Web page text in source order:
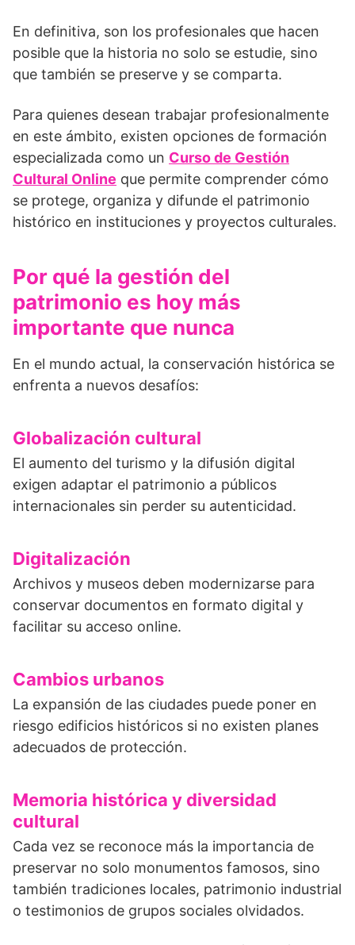
En definitiva, son los profesionales que hacen
posible que la historia no solo se estudie, sino
que también se preserve y se comparta.
Para quienes desean trabajar profesionalmente
en este ámbito, existen opciones de formación
especializada como un Curso de Gestión
Cultural Online que permite comprender cómo
se protege, organiza y difunde el patrimonio
histórico en instituciones y proyectos culturales.
Por qué la gestión del
patrimonio es hoy más
importante que nunca
En el mundo actual, la conservación histórica se
enfrenta a nuevos desafíos:
Globalización cultural
El aumento del turismo y la difusión digital
exigen adaptar el patrimonio a públicos
internacionales sin perder su autenticidad.
Digitalización
Archivos y museos deben modernizarse para
conservar documentos en formato digital y
facilitar su acceso online.
Cambios urbanos
La expansión de las ciudades puede poner en
riesgo edificios históricos si no existen planes
adecuados de protección.
Memoria histórica y diversidad
cultural
Cada vez se reconoce más la importancia de
preservar no solo monumentos famosos, sino
también tradiciones locales, patrimonio industrial
o testimonios de grupos sociales olvidados.